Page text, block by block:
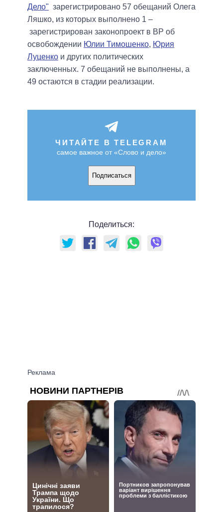
Дело" зарегистрировано 57 обещаний Олега
Ляшко, из которых выполнено 1 –
зарегистрирован законопроект в ВР об
освобождении Юлии Тимошенко, Юрия
Луценко и других политических
заключенных. 7 обещаний не выполнены, а
49 остаются в стадии реализации.
ЧИТАЙТЕ В TELEGRAM
самое важное от «Слово и дело»
Подписаться
Поделиться: